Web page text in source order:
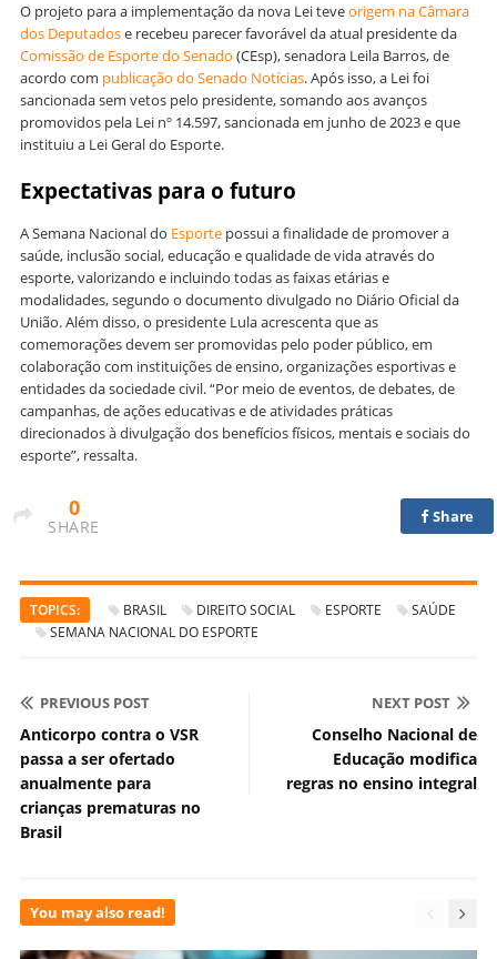
O projeto para a implementação da nova Lei teveorigem na Câmara
dos Deputadose recebeu parecer favorável da atual presidente da
Comissão de Esporte do Senado (CEsp), senadora Leila Barros, de
acordo com publicação do Senado Notícias. Após isso, a Lei foi
sancionada sem vetos pelo presidente, somando aos avanços
promovidos pela Lei nº 14.597, sancionada em junho de 2023 e que
instituiu a Lei Geral do Esporte.
Expectativas para o futuro
A Semana Nacional do Esporte possui a finalidade de promover a
saúde, inclusão social, educação e qualidade de vida através do
esporte, valorizando e incluindo todas as faixas etárias e
modalidades, segundo o documento divulgado no Diário Oficial da
União. Além disso, o presidente Lula acrescenta que as
comemorações devem ser promovidas pelo poder público, em
colaboração com instituições de ensino, organizações esportivas e
entidades da sociedade civil. “Por meio de eventos, de debates, de
campanhas, de ações educativas e de atividades práticas
direcionados à divulgação dos benefícios físicos, mentais e sociais do
esporte”, ressalta.
0
SHARE
Share
TOPICS: BRASIL DIREITO SOCIAL ESPORTE
SAÚDE
SEMANA NACIONAL DO ESPORTE
PREVIOUS POST
Anticorpo contra o VSR
passa a ser ofertado
anualmente para
crianças prematuras no
Brasil
NEXT POST
Conselho Nacional de
Educação modifica
regras no ensino integral
You may also read!